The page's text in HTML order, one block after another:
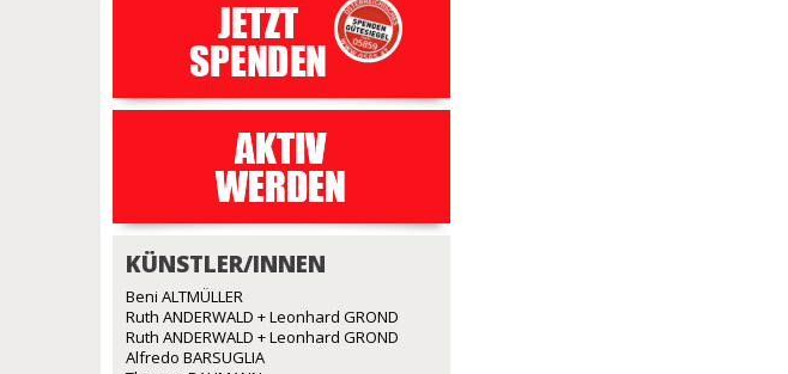
KÜNSTLER/INNEN
Beni ALTMÜLLER
Ruth ANDERWALD + Leonhard GROND
Ruth ANDERWALD + Leonhard GROND
Alfredo BARSUGLIA